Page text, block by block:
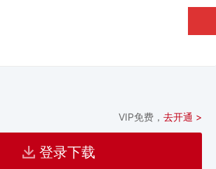
VIP免费， 去开通 >
登录下载